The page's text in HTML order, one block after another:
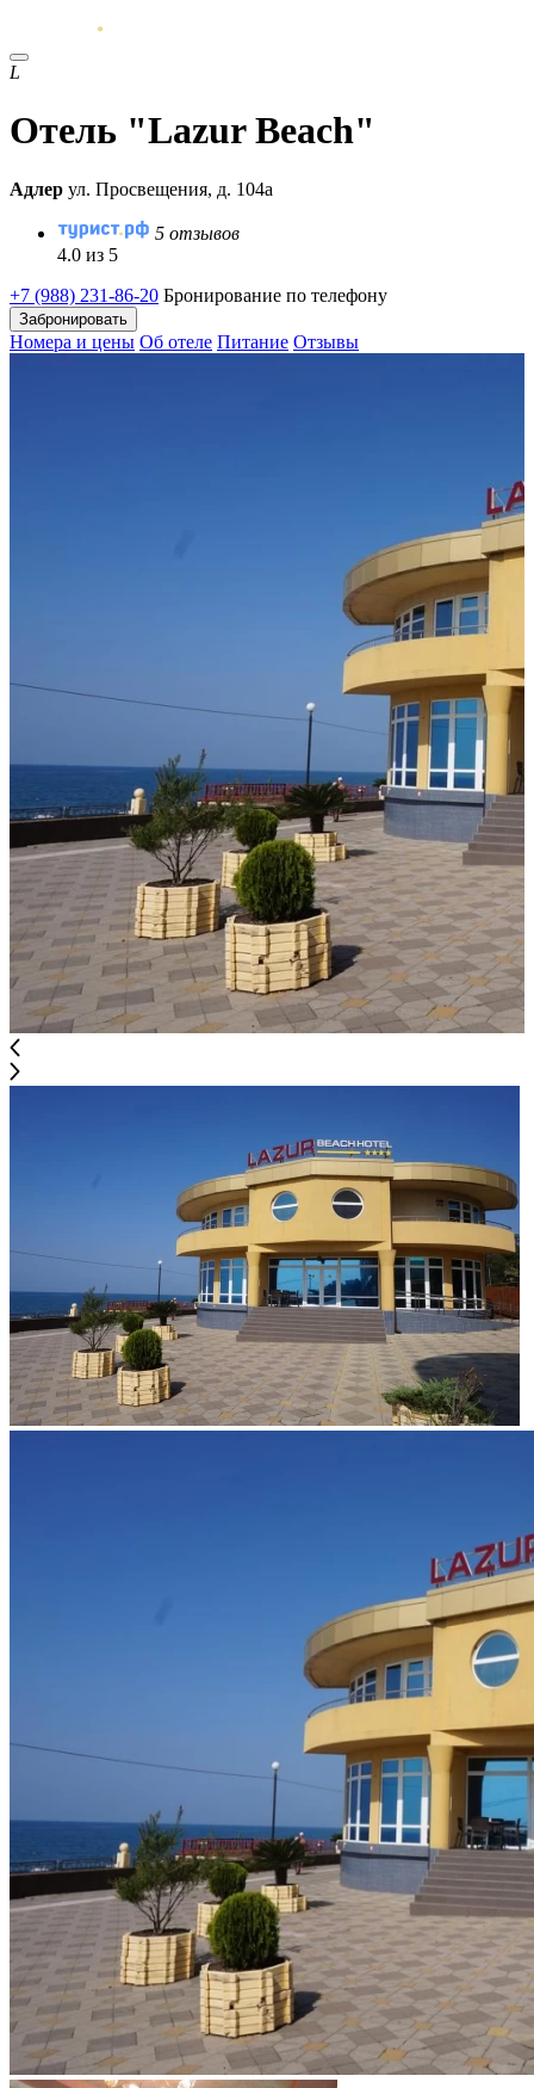
L
Отель "Lazur Beach"
Адлер ул. Просвещения, д. 104а
5 отзывов
4.0 из 5
+7 (988) 231-86-20 Бронирование по телефону
Забронировать
Номера и цены Об отеле Питание Отзывы